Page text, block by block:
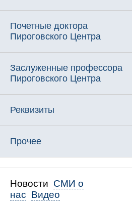
Почетные доктора
Пироговского Центра
Заслуженные профессора
Пироговского Центра
Реквизиты
Прочее
Новости СМИ о
нас Видео